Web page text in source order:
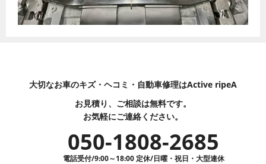
大切なお車のキズ・ヘコミ・自動車修理はActive ripeA
お見積り、ご相談は無料です。
お気軽にご連絡ください。
050-1808-2685
電話受付/9:00～18:00 定休/日曜・祝日・大型連休